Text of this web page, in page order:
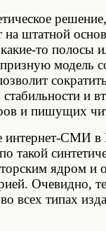
решение,
на штатной
то полосы
модель
и
и пишущих
СМИ в
такой
ядром и
Очевидно,
всех типах